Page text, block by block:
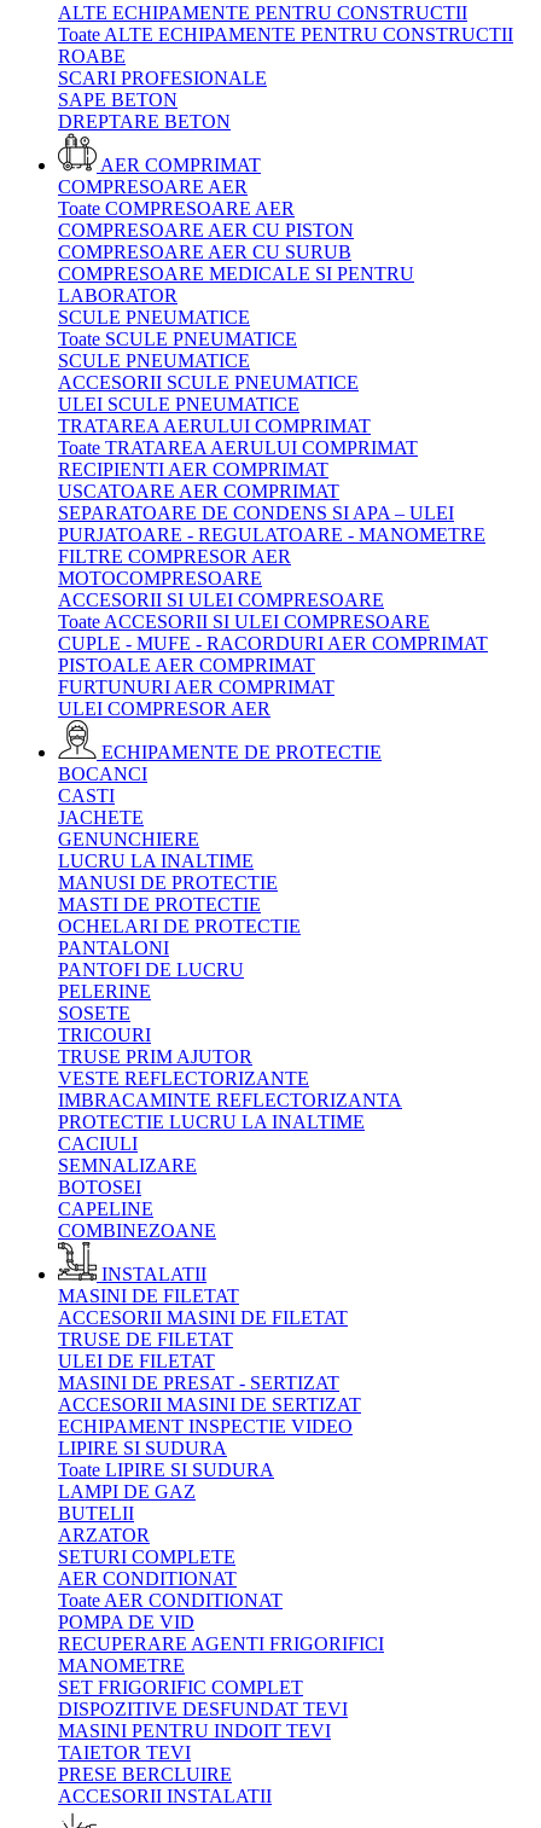
ALTE ECHIPAMENTE PENTRU CONSTRUCTII
Toate ALTE ECHIPAMENTE PENTRU CONSTRUCTII
ROABE
SCARI PROFESIONALE
SAPE BETON
DREPTARE BETON
AER COMPRIMAT
COMPRESOARE AER
Toate COMPRESOARE AER
COMPRESOARE AER CU PISTON
COMPRESOARE AER CU SURUB
COMPRESOARE MEDICALE SI PENTRU
LABORATOR
SCULE PNEUMATICE
Toate SCULE PNEUMATICE
SCULE PNEUMATICE
ACCESORII SCULE PNEUMATICE
ULEI SCULE PNEUMATICE
TRATAREA AERULUI COMPRIMAT
Toate TRATAREA AERULUI COMPRIMAT
RECIPIENTI AER COMPRIMAT
USCATOARE AER COMPRIMAT
SEPARATOARE DE CONDENS SI APA – ULEI
PURJATOARE - REGULATOARE - MANOMETRE
FILTRE COMPRESOR AER
MOTOCOMPRESOARE
ACCESORII SI ULEI COMPRESOARE
Toate ACCESORII SI ULEI COMPRESOARE
CUPLE - MUFE - RACORDURI AER COMPRIMAT
PISTOALE AER COMPRIMAT
FURTUNURI AER COMPRIMAT
ULEI COMPRESOR AER
ECHIPAMENTE DE PROTECTIE
BOCANCI
CASTI
JACHETE
GENUNCHIERE
LUCRU LA INALTIME
MANUSI DE PROTECTIE
MASTI DE PROTECTIE
OCHELARI DE PROTECTIE
PANTALONI
PANTOFI DE LUCRU
PELERINE
SOSETE
TRICOURI
TRUSE PRIM AJUTOR
VESTE REFLECTORIZANTE
IMBRACAMINTE REFLECTORIZANTA
PROTECTIE LUCRU LA INALTIME
CACIULI
SEMNALIZARE
BOTOSEI
CAPELINE
COMBINEZOANE
INSTALATII
MASINI DE FILETAT
ACCESORII MASINI DE FILETAT
TRUSE DE FILETAT
ULEI DE FILETAT
MASINI DE PRESAT - SERTIZAT
ACCESORII MASINI DE SERTIZAT
ECHIPAMENT INSPECTIE VIDEO
LIPIRE SI SUDURA
Toate LIPIRE SI SUDURA
LAMPI DE GAZ
BUTELII
ARZATOR
SETURI COMPLETE
AER CONDITIONAT
Toate AER CONDITIONAT
POMPA DE VID
RECUPERARE AGENTI FRIGORIFICI
MANOMETRE
SET FRIGORIFIC COMPLET
DISPOZITIVE DESFUNDAT TEVI
MASINI PENTRU INDOIT TEVI
TAIETOR TEVI
PRESE BERCLUIRE
ACCESORII INSTALATII